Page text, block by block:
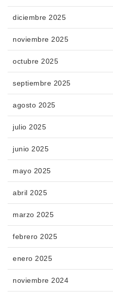
diciembre 2025
noviembre 2025
octubre 2025
septiembre 2025
agosto 2025
julio 2025
junio 2025
mayo 2025
abril 2025
marzo 2025
febrero 2025
enero 2025
noviembre 2024